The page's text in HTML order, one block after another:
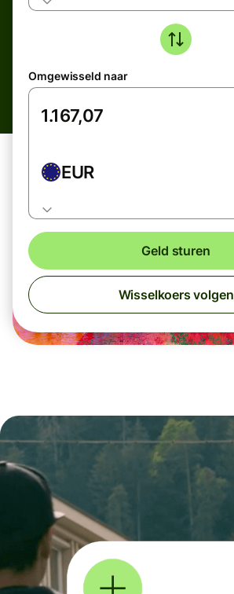
Omgewisseld naar
EUR
Geld sturen
Wisselkoers volgen